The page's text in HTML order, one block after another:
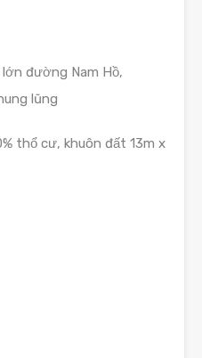
đường Nam Hồ,
lũng
thổ cư, khuôn đất 13m x